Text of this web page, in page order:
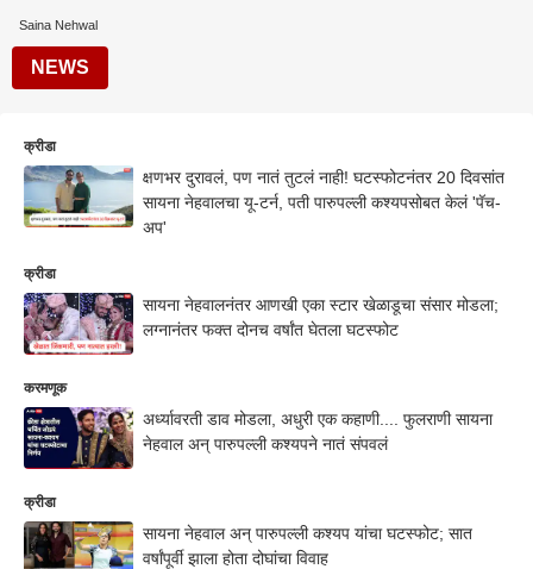
Saina Nehwal
NEWS
क्रीडा
क्षणभर दुरावलं, पण नातं तुटलं नाही! घटस्फोटनंतर 20 दिवसांत
सायना नेहवालचा यू-टर्न, पती पारुपल्ली कश्यपसोबत केलं 'पॅच-
अप'
क्रीडा
सायना नेहवालनंतर आणखी एका स्टार खेळाडूचा संसार मोडला;
लग्नानंतर फक्त दोनच वर्षांत घेतला घटस्फोट
करमणूक
अर्ध्यावरती डाव मोडला, अधुरी एक कहाणी.... फुलराणी सायना
नेहवाल अन् पारुपल्ली कश्यपने नातं संपवलं
क्रीडा
सायना नेहवाल अन् पारुपल्ली कश्यप यांचा घटस्फोट; सात
वर्षांपूर्वी झाला होता दोघांचा विवाह